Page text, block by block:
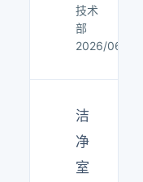
技术
部
2026/06/28
洁
净
室